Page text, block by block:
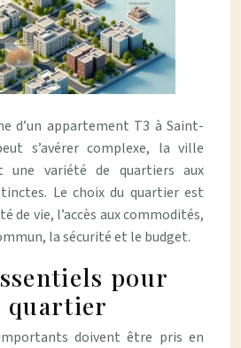
d’un appartement T3 à Saint-
s’avérer complexe, la ville
une variété de quartiers aux
Le choix du quartier est
de vie, l’accès aux commodités,
la sécurité et le budget.
pour
quartier
doivent être pris en